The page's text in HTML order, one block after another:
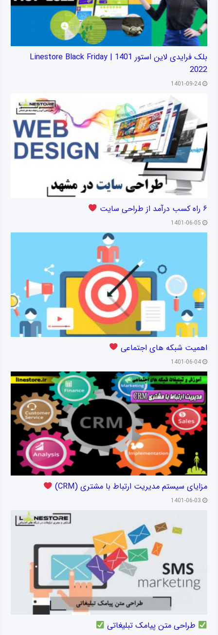
بلک فرایدی لاین استور 1401 | Linestore Black Friday
2022
1401-09-24
۶ راه کسب درآمد از طراحی سایت
1401-06-05
اهمیت شبکه های اجتماعی
1401-06-04
مزایای سیستم مدیریت ارتباط با مشتری (CRM)
1401-06-03
طراحی متن پیامک تبلیغاتی